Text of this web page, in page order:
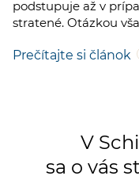
podstupuje až v
stratené. Otázkou
Prečítajte si článok
V
sa o vás